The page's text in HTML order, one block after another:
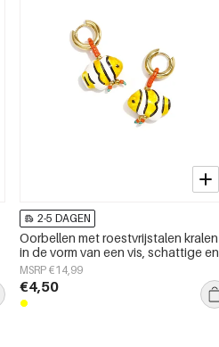
2-5 DAGEN
Oorbellen met roestvrijstalen kralen
in de vorm van een vis, schattige en
eenvoudige serie voor dagelijks
gebruik, damessieraden
MSRP €14,99
€4,50